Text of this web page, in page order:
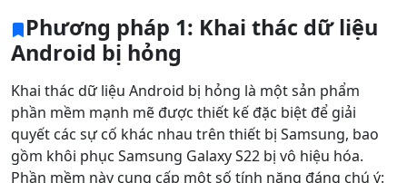
Phương pháp 1: Khai thác dữ liệu
Android bị hỏng
Khai thác dữ liệu Android bị hỏng là một sản phẩm
phần mềm mạnh mẽ được thiết kế đặc biệt để giải
quyết các sự cố khác nhau trên thiết bị Samsung, bao
gồm khôi phục Samsung Galaxy S22 bị vô hiệu hóa.
Phần mềm này cung cấp một số tính năng đáng chú ý: